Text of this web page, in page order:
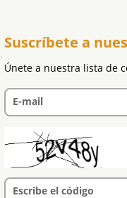
Suscríbete a
Únete a nuestra lista de
E-mail
Escribe el código